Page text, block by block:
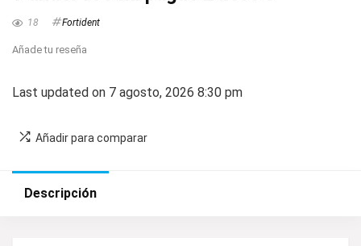
18 Fortident
Añade tu reseña
Last updated on 7 agosto, 2026 8:30 pm
Añadir para comparar
Descripción